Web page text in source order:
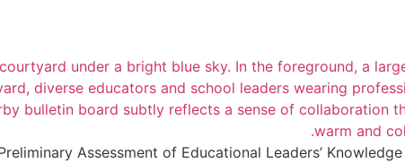
Assessment of Educational Leaders’